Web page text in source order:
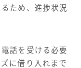
ため、進捗状況
話を受ける必要
に借り入れまで